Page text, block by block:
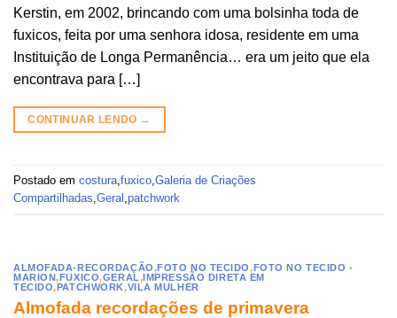
Kerstin, em 2002, brincando com uma bolsinha toda de
fuxicos, feita por uma senhora idosa, residente em uma
Instituição de Longa Permanência… era um jeito que ela
encontrava para […]
CONTINUAR LENDO →
Postado em costura fuxico Galeria de Criações
Compartilhadas Geral patchwork
ALMOFADA-RECORDAÇÃO,FOTO NO TECIDO, FOTO NO TECIDO -
MARION, FUXICO,GERAL, IMPRESSÃO DIRETA EM
TECIDO, PATCHWORK,VILA MULHER
Almofada recordações de primavera